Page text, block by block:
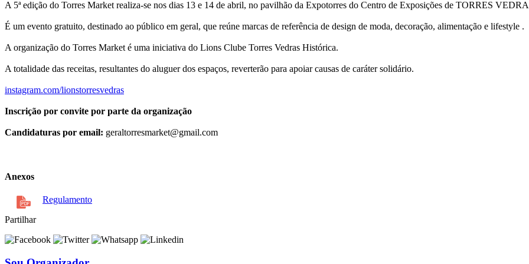
A 5ª edição do Torres Market realiza-se nos dias 13 e 14 de abril, no pavilhão da Expotorres do Centro de Exposições de TORRES
É um evento gratuito, destinado ao público em geral, que reúne marcas de referência de design de moda, decoração, alimentação e lifestyle .
A organização do Torres Market é uma iniciativa do Lions Clube Torres Vedras Histórica.
A totalidade das receitas, resultantes do aluguer dos espaços, reverterão para apoiar causas de caráter solidário.
instagram.com/lionstorresvedras
Inscrição por convite por parte da organização
Candidaturas por email: geraltorresmarket@gmail.com
Anexos
Regulamento
Partilhar